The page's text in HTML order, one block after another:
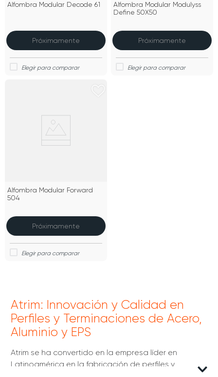
Alfombra Modular Decode 61
Próximamente
Alfombra Modular Modulyss
Define 50X50
Próximamente
Alfombra Modular Forward
504
Próximamente
Atrim: Innovación y Calidad en
Perfiles y Terminaciones de Acero,
Aluminio y EPS
Atrim se ha convertido en la empresa líder en
Latinoamérica en la fabricación de perfiles y